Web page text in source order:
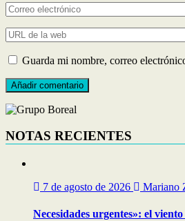
Guarda mi nombre, correo
NOTAS RECIENTES
7 de agosto de 2026 Mariano
Necesidades urgentes»: el